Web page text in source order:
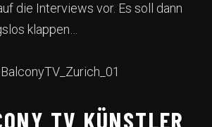
die Interviews vor. Es soll dann
klappen…
TV KÜNSTLER